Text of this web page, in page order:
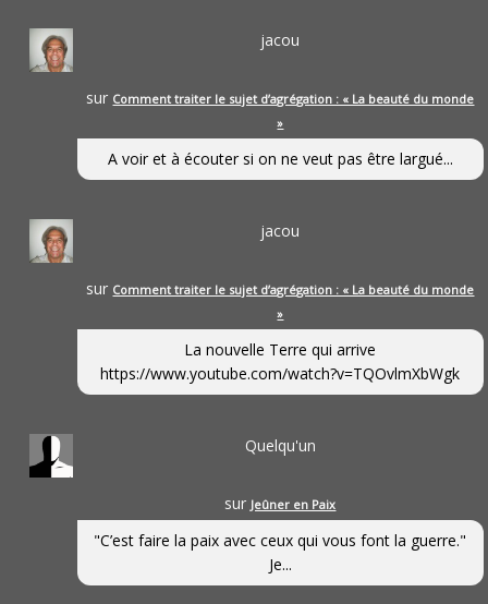
jacou
sur Comment traiter le sujet d’agrégation : « La beauté du monde
»
A voir et à écouter si on ne veut pas être largué...
jacou
sur Comment traiter le sujet d’agrégation : « La beauté du monde
»
La nouvelle Terre qui arrive
https://www.youtube.com/watch?v=TQOvlmXbWgk
Quelqu'un
sur Jeûner en Paix
"C’est faire la paix avec ceux qui vous font la guerre."
Je...